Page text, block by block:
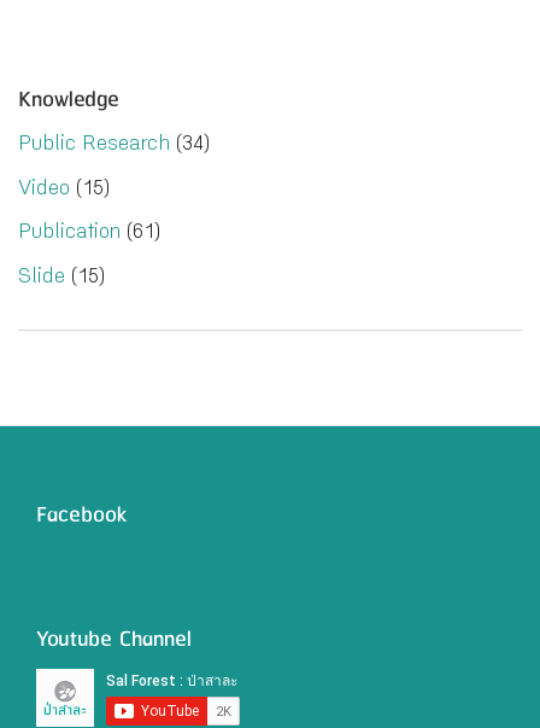
Knowledge
Public Research (34)
Video (15)
Publication (61)
Slide (15)
Facebook
Youtube Channel